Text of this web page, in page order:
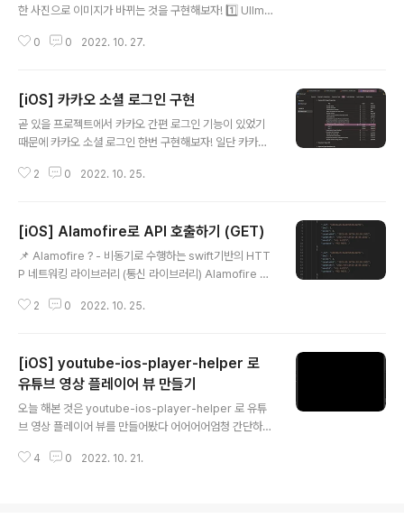
한 사진으로 이미지가 바뀌는 것을 구현해보자! 1️⃣ UIIma
성을 정의한 메소드 3️⃣ imagePicker Delegate 설정
erController 객체 만들기 - 전역변수로 만들어주기! let
imagePicker = UIImagePickerController() 2️⃣ im
agePicker 속성을 정의한 메소드 func imageUpload
0 0 2022. 10. 27.
[iOS] 카카오 소셜 로그인 구현
곧 있을 프로젝트에서 카카오 간편 로그인 기능이 있었기
때문에 카카오 소셜 로그인 한번 구현해보자! 일단 카카오
ttps://developers.kakao.com/ Kakao Developer
API 등을 제공합니다. developers.kakao.com 여기로
들어가서 설정을 해보자! (설정 방법은 구글링하면 진짜 많
이 나오고 많은 분들이 정리를 잘해두었기에 이부분은 생
ode 설정 3️⃣ AppDelegate, SceneDelegate 설정
2 0 2022. 10. 25.
[iOS] Alamofire로 API 호출하기 (GET)
📌 Alamofire ? - 비동기로 수행하는 swift기반의 HTT
P 네트워킹 라이브러리 (통신 라이브러리) Alamofire 설
라이브러리 설치 pod 'Alamofire', '~> 5.2' 3. Import i
식 3. parameters : post 통신시 필요 4. encoding :
URL이기 때문에, URLEncoding 5. headers : json 형
식으로 받게끔 6. validate : 확인코드 7. responseJSO
N : 데이터 받는 부분 import Alamof..
2 0 2022. 10. 25.
[iOS] youtube-ios-player-helper 로
유튜브 영상 플레이어 뷰 만들기
오늘 해본 것은 youtube-ios-player-helper 로 유튜
브 영상 플레이어 뷰를 만들어봤다 어어어어엄청 간단하니
be_ios_player_helper 설치 - CocoaPods를 사용한
4 0 2022. 10. 21.